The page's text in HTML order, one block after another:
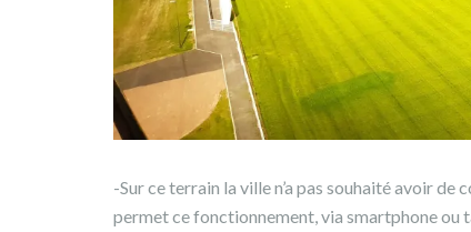
-Sur ce terrain la ville n’a pas souhaité avoir
permet ce fonctionnement, via smartphone ou